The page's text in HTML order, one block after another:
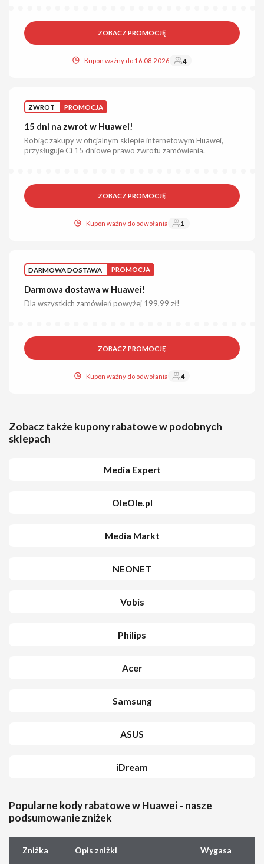
ZOBACZ PROMOCJĘ
Kupon ważny do 16.08.2026 4
ZWROT PROMOCJA
15 dni na zwrot w Huawei!
Robiąc zakupy w oficjalnym sklepie internetowym Huawei,
przysługuje Ci 15 dniowe prawo zwrotu zamówienia.
ZOBACZ PROMOCJĘ
Kupon ważny do odwołania 1
DARMOWA DOSTAWA PROMOCJA
Darmowa dostawa w Huawei!
Dla wszystkich zamówień powyżej 199,99 zł!
ZOBACZ PROMOCJĘ
Kupon ważny do odwołania 4
Zobacz także kupony rabatowe w podobnych
sklepach
Media Expert
OleOle.pl
Media Markt
NEONET
Vobis
Philips
Acer
Samsung
ASUS
iDream
Popularne kody rabatowe w Huawei - nasze
podsumowanie zniżek
Zniżka Opis zniżki Wygasa